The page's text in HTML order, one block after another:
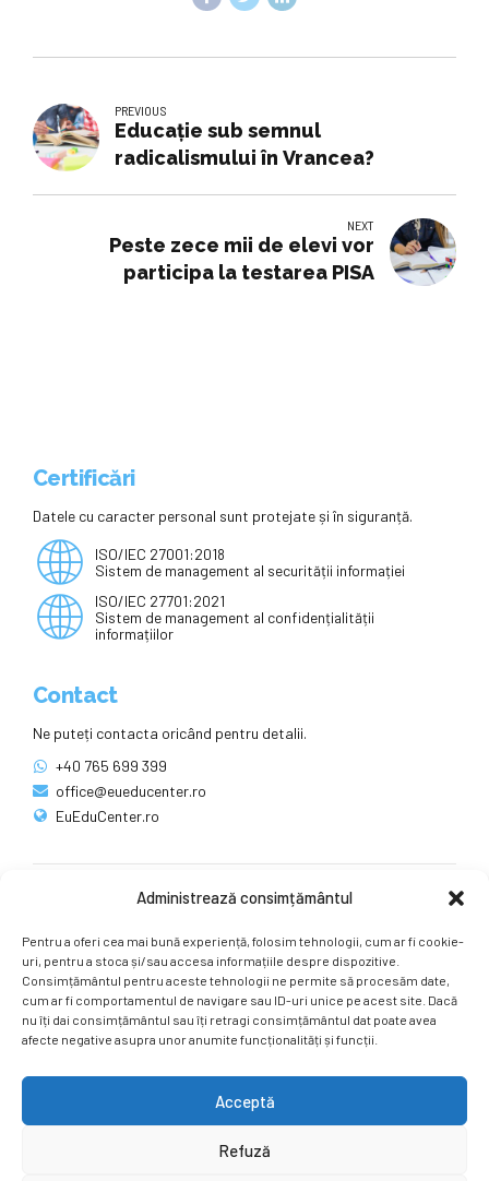
Administrează consimțământul
Pentru a oferi cea mai bună experiență, folosim tehnologii, cum ar fi cookie-
uri, pentru a stoca și/sau accesa informațiile despre dispozitive.
Consimțământul pentru aceste tehnologii ne permite să procesăm date,
cum ar fi comportamentul de navigare sau ID-uri unice pe acest site. Dacă
nu îți dai consimțământul sau îți retragi consimțământul dat poate avea
afecte negative asupra unor anumite funcționalități și funcții.
Acceptă
Refuză
PREVIOUS
Educație sub semnul
radicalismului în Vrancea?
NEXT
Peste zece mii de elevi vor
participa la testarea PISA
Certificări
Datele cu caracter personal sunt protejate și în siguranță.
ISO/IEC 27001:2018
Sistem de management al securității informației
ISO/IEC 27701:2021
Sistem de management al confidențialității
informațiilor
Contact
Ne puteți contacta oricând pentru detalii.
+40 765 699 399
office@eueducenter.ro
EuEduCenter.ro
Ne puteți găsi și pe rețelele sociale.